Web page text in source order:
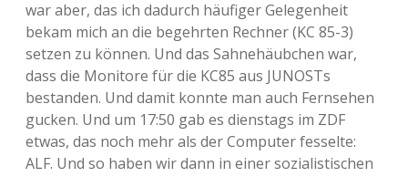
war aber, das ich dadurch häufiger Gelegenheit
bekam mich an die begehrten Rechner (KC 85-3)
setzen zu können. Und das Sahnehäubchen war,
dass die Monitore für die KC85 aus JUNOSTs
bestanden. Und damit konnte man auch Fernsehen
gucken. Und um 17:50 gab es dienstags im ZDF
etwas, das noch mehr als der Computer fesselte:
ALF. Und so haben wir dann in einer sozialistischen